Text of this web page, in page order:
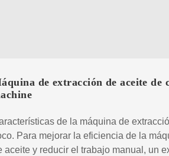
de extracción de aceite de
de la máquina de
Para mejorar la eficiencia de la
aceite y reducir el trabajo manual, un